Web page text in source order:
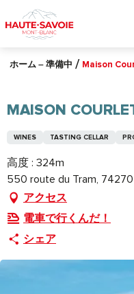
au
contenu
principal
ホーム – 準備中 Maison
MAISON
WINES TASTING CELLAR
高度 : 324m
550 route du Tram,
アクセス
電車で行くんだ！
シェア